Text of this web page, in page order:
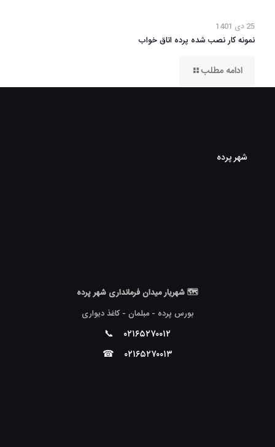
25 دی 1401
نمونه کار نصب شده پرده اتاق خواب
ادامه مطلب
شهر پرده
🗺 شهریار میدان فرمانداری شهر پرده
بورس پرده - مبلمان - کاغذ دیواری
۰۲۱۶۵۲۷۰۰۱۲ 📞
۰۲۱۶۵۲۷۰۰۱۳ ☎